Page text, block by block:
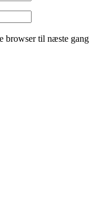
browser til næste gang